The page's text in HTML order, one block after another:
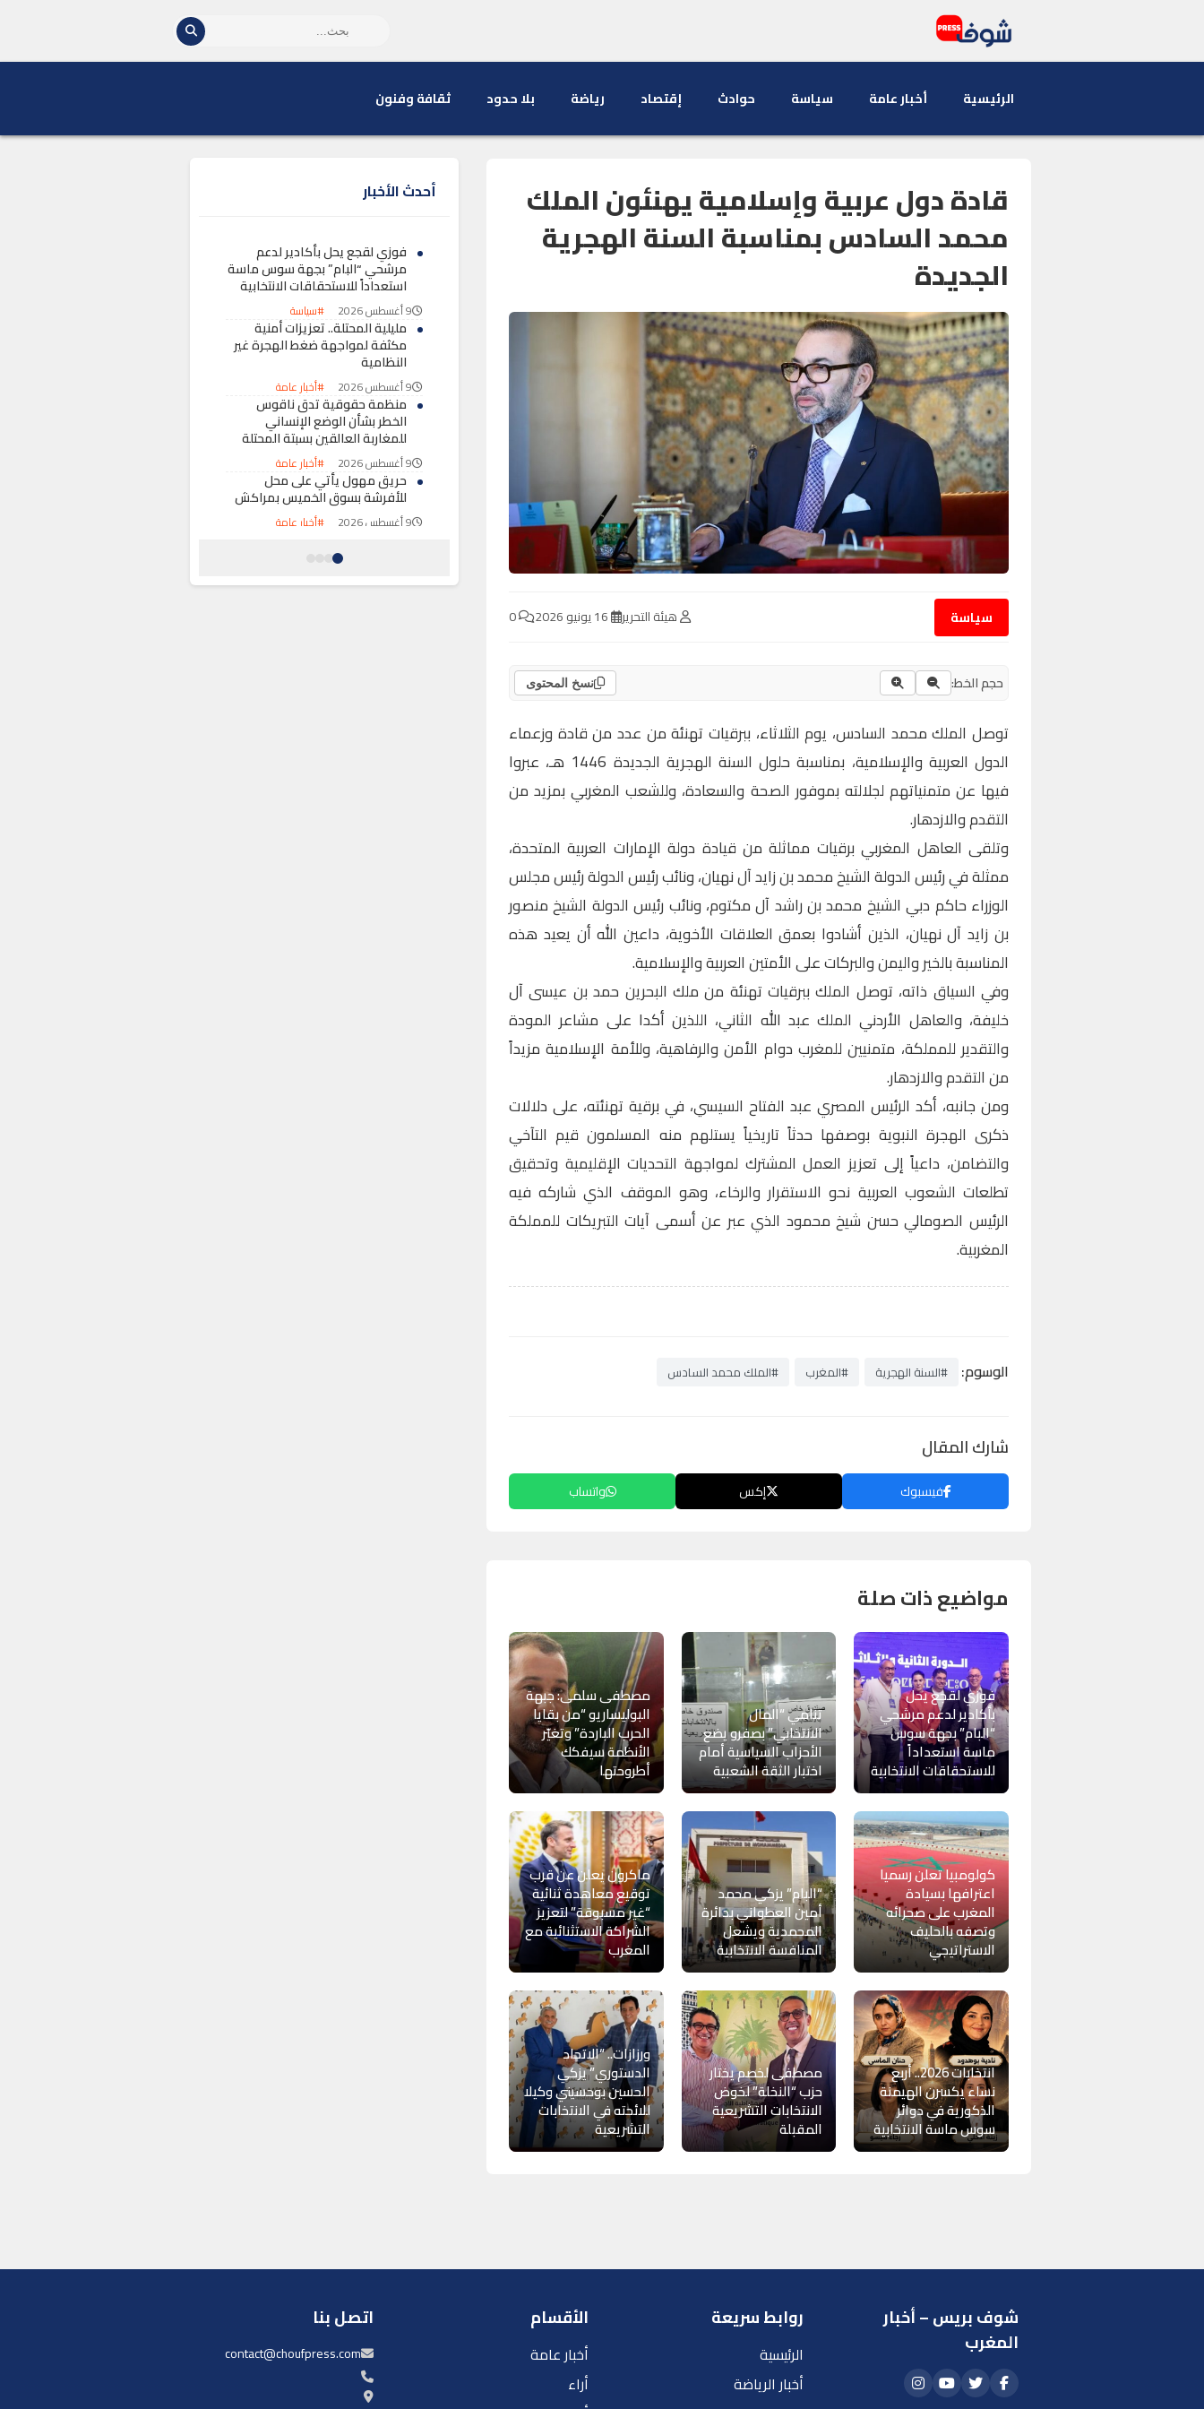
الرئيسية أخبار عامة سياسة حوادث إقتصاد رياضة بلا حدود ثقافة وفنون
قادة دول عربية وإسلامية يهنئون الملك
محمد السادس بمناسبة السنة الهجرية
الجديدة
سياسة هيئة التحرير
حجم الخط: نسخ المحتوى
توصل الملك محمد السادس، يوم الثلاثاء، ببرقيات تهنئة من عدد من قادة وزعماء
الدول العربية والإسلامية، بمناسبة حلول السنة الهجرية الجديدة 1446 هـ، عبروا
فيها عن متمنياتهم لجلالته بموفور الصحة والسعادة، وللشعب المغربي بمزيد من
التقدم والازدهار.
وتلقى العاهل المغربي برقيات مماثلة من قيادة دولة الإمارات العربية المتحدة،
ممثلة في رئيس الدولة الشيخ محمد بن زايد آل نهيان، ونائب رئيس الدولة رئيس مجلس
الوزراء حاكم دبي الشيخ محمد بن راشد آل مكتوم، ونائب رئيس الدولة الشيخ منصور
بن زايد آل نهيان، الذين أشادوا بعمق العلاقات الأخوية، داعين الله أن يعيد هذه
المناسبة بالخير واليمن والبركات على الأمتين العربية والإسلامية.
وفي السياق ذاته، توصل الملك ببرقيات تهنئة من ملك البحرين حمد بن عيسى آل
خليفة، والعاهل الأردني الملك عبد الله الثاني، اللذين أكدا على مشاعر المودة
والتقدير للمملكة، متمنيين للمغرب دوام الأمن والرفاهية، وللأمة الإسلامية مزيداً
من التقدم والازدهار.
ومن جانبه، أكد الرئيس المصري عبد الفتاح السيسي، في برقية تهنئته، على دلالات
ذكرى الهجرة النبوية بوصفها حدثاً تاريخياً يستلهم منه المسلمون قيم التآخي
والتضامن، داعياً إلى تعزيز العمل المشترك لمواجهة التحديات الإقليمية وتحقيق
تطلعات الشعوب العربية نحو الاستقرار والرخاء، وهو الموقف الذي شاركه فيه
الرئيس الصومالي حسن شيخ محمود الذي عبر عن أسمى آيات التبريكات للمملكة
المغربية.
الوسوم: #السنة الهجرية #المغرب #الملك محمد السادس
شارك المقال
فيسبوك إكس واتساب
مواضيع ذات صلة
فوزي لقجع يحل
بأكادير لدعم مرشحي
“البام” بجهة سوس
ماسة استعداداً
للاستحقاقات الانتخابية
تنامي “المال
الانتخابي” بصفرو يضع
الأحزاب السياسية أمام
اختبار الثقة الشعبية
مصطفى سلمى: جبهة
البوليساريو “من بقايا
الحرب الباردة” وتغيّر
الأنظمة سيفكك
أطروحتها
كولومبيا تعلن رسميا
اعترافها بسيادة
المغرب على صحرائه
وتصفه بالحليف
الاستراتيجي
“البام” يزكي محمد
أمين العطواني بدائرة
المحمدية ويشعل
المنافسة الانتخابية
ماكرون يعلن عن قرب
توقيع معاهدة ثنائية
“غير مسبوقة” لتعزيز
الشراكة الاستثنائية مع
المغرب
انتخابات 2026.. أربع
نساء يكسرن الهيمنة
الذكورية في دوائر
سوس ماسة الانتخابية
مصطفى لخصم يختار
حزب “النخلة” لخوض
الانتخابات التشريعية
المقبلة
ورزازات.. “الاتحاد
الدستوري” يزكي
الحسين بوحسيني وكيلا
للائحته في الانتخابات
التشريعية
أحدث الأخبار
فوزي لقجع يحل بأكادير لدعم
مرشحي “البام” بجهة سوس ماسة
استعداداً للاستحقاقات الانتخابية
9 أغسطس 2026 #سياسة
مليلية المحتلة.. تعزيزات أمنية
مكثفة لمواجهة ضغط الهجرة غير
النظامية
9 أغسطس 2026 #أخبار عامة
منظمة حقوقية تدق ناقوس
الخطر بشأن الوضع الإنساني
للمغاربة العالقين بسبتة المحتلة
9 أغسطس 2026 #أخبار عامة
حريق مهول يأتي على محل
للأفرشة بسوق الخميس بمراكش
9 أغسطس 2026 #أخبار عامة
بشاطئ “ثيزرا” يستنفر سلطات
شوف بريس – أخبار
المغرب
روابط سريعة
الرئيسية
أخبار الرياضة
الأقسام
أخبار عامة
أراء
اتصل بنا
contact@choufpress.com